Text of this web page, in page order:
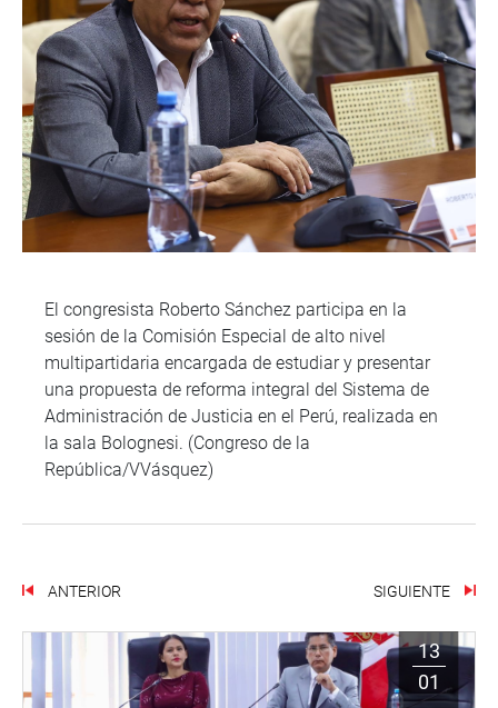
El congresista Roberto Sánchez participa en la
sesión de la Comisión Especial de alto nivel
multipartidaria encargada de estudiar y presentar
una propuesta de reforma integral del Sistema de
Administración de Justicia en el Perú, realizada en
la sala Bolognesi. (Congreso de la
República/VVásquez)
ANTERIOR SIGUIENTE
13
01